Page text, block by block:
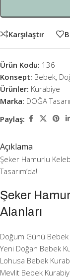
Karşılaştır
Ürün Kodu: 136
Konsept: Bebek,
Ürünler: Kurabiye
Marka: DOĞA
Paylaş:
Açıklama
Şeker Hamurlu
Tasarım’da!
Şeker
Alanları
Doğum Günü
Yeni Doğan Bebek
Lohusa Bebek
Mevlit Bebek